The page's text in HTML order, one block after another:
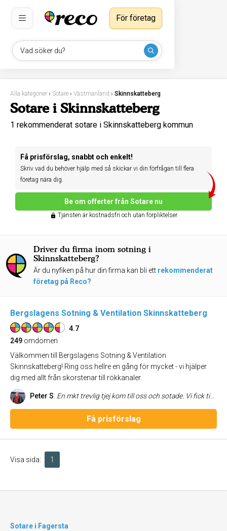
Vad söker du?
För företag
Alla kategorier › Sotare › Västmanland › Skinnskatteberg
Sotare i Skinnskatteberg
1 rekommenderat sotare i Skinnskatteberg kommun
Få prisförslag, snabbt och enkelt!
Skriv vad du behöver hjälp med så skickar vi din förfrågan till flera
företag nära dig.
Be om offerter från Sotare nu
Tjänsten är kostnadsfri och utan förpliktelser
Driver du firma inom sotning i
Skinnskatteberg?
Är du nyfiken på hur din firma kan bli ett rekommenderat
företag på Reco?
Bergslagens Sotning & Ventilation Skinnskatteberg
4.7
249 omdömen
Välkommen till Bergslagens Sotning & Ventilation
Skinnskatteberg! Ring oss hellre en gång för mycket - vi hjälper
dig med allt från skorstenar till rökkanaler.
Peter S: En mkt trevlig tjej kom till oss och sotade. Vi fick tips och goda råd på sånt som vi inte tänkt på. Ses nästa år igen.
Få prisförslag
Visa sida: 1
Sotare i Fagersta